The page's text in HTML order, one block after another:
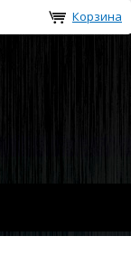
Корзина